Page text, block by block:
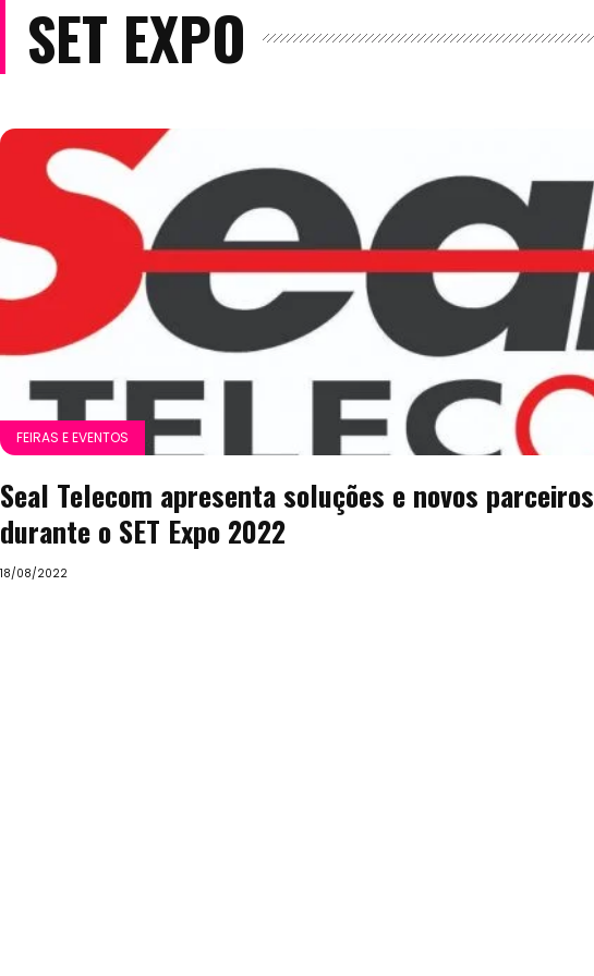
SET EXPO
FEIRAS E EVENTOS
Seal Telecom apresenta soluções e novos parceiros
durante o SET Expo 2022
18/08/2022